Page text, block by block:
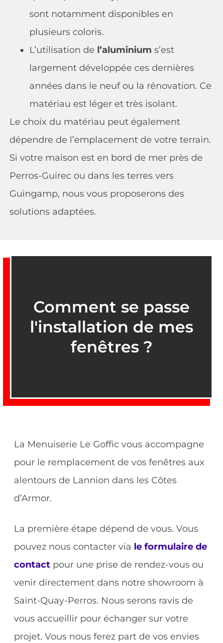
sont notamment disponibles en
plusieurs coloris.
L’utilisation de l’aluminium s’est
largement développée ces dernières
années dans le neuf ou la rénovation. Ce
matériau est léger et très isolant.
Le choix du matériau peut également
dépendre de l’emplacement de votre terrain.
Si votre maison est en bord de mer près de
Perros-Guirec ou dans les terres vers
Guingamp, nous vous proposerons des
solutions adaptées.
Comment se passe
l'installation de mes
fenêtres ?
La Menuiserie Le Goffic vous accompagne
pour le remplacement de vos fenêtres aux
alentours de Lannion dans les Côtes
d’Armor.
La première étape dépend de vous. Vous
pouvez nous contacter via le formulaire de
contact pour une prise de rendez-vous ou
venir directement dans notre showroom à
Saint-Quay-Perros. Nous serons ravis de
vous accueillir pour échanger sur votre
projet. Vous nous ferez part de vos envies